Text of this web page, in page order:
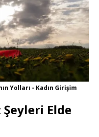
Yolları - Kadın Girişim
Elde